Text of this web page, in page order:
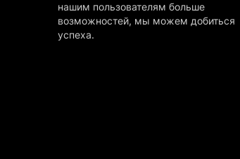
нашим пользователям больше
возможностей, мы можем добиться
успеха.